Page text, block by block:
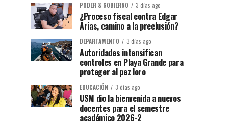
PODER & GOBIERNO 3 días ago
¿Proceso fiscal contra Edgar
Arias, camino a la preclusión?
DEPARTAMENTO 3 días ago
Autoridades intensifican
controles en Playa Grande para
proteger al pez loro
EDUCACIÓN 3 días ago
USM dio la bienvenida a nuevos
docentes para el semestre
académico 2026-2